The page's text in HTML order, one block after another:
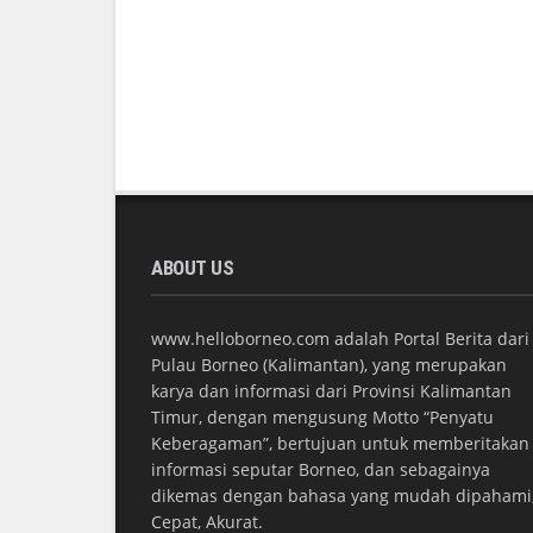
ABOUT US
www.helloborneo.com adalah Portal Berita dari
Pulau Borneo (Kalimantan), yang merupakan
karya dan informasi dari Provinsi Kalimantan
Timur, dengan mengusung Motto “Penyatu
Keberagaman”, bertujuan untuk memberitakan
informasi seputar Borneo, dan sebagainya
dikemas dengan bahasa yang mudah
Cepat, Akurat.